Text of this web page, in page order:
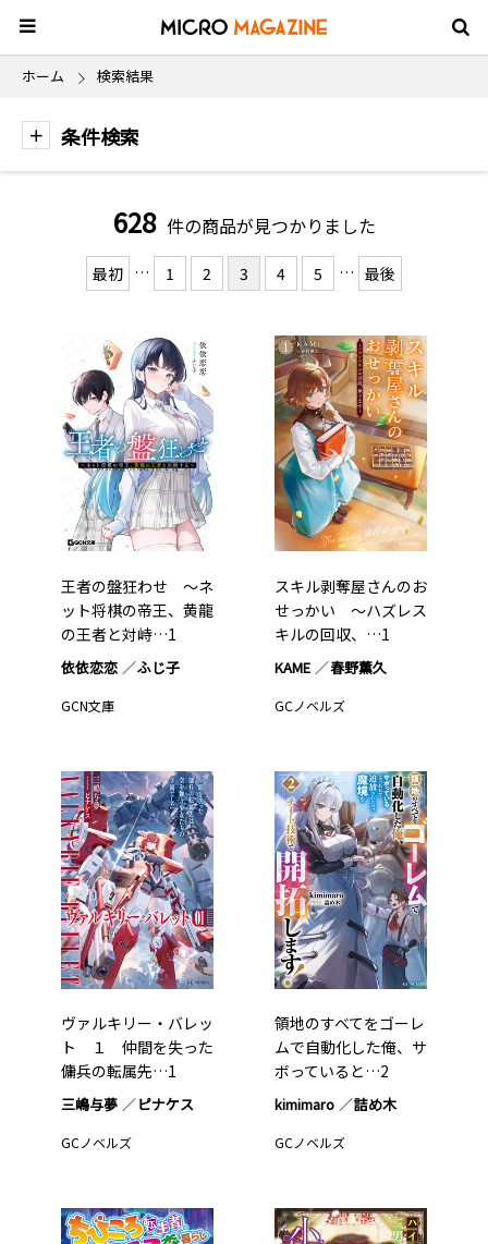
ホーム 検索結果
条件検索
628 件の商品が見つかりました
最初 … 1 2 3 4 5 … 最後
王者の盤狂わせ ～ネ
ット将棋の帝王、黄龍
の王者と対峙…1
依依恋恋 ふじ子
GCN文庫
スキル剥奪屋さんのお
せっかい ～ハズレス
キルの回収、…1
KAME 春野薫久
GCノベルズ
ヴァルキリー・バレッ
ト １ 仲間を失った
傭兵の転属先…1
三嶋与夢 ピナケス
GCノベルズ
領地のすべてをゴーレ
ムで自動化した俺、サ
ボっていると…2
kimimaro 詰め木
GCノベルズ